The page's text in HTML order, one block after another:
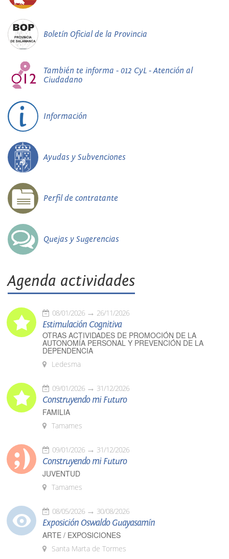
Boletín Oficial de la Provincia
También te informa - 012 CyL - Atención al
Ciudadano
Información
Ayudas y Subvenciones
Perfil de contratante
Quejas y Sugerencias
Agenda actividades
08/01/2026 26/11/2026
Estimulación Cognitiva
OTRAS ACTIVIDADES DE PROMOCIÓN DE LA
AUTONOMÍA PERSONAL Y PREVENCIÓN DE LA
DEPENDENCIA
Ledesma
09/01/2026 31/12/2026
Construyendo mi Futuro
FAMILIA
Tamames
09/01/2026 31/12/2026
Construyendo mi Futuro
JUVENTUD
Tamames
08/05/2026 30/08/2026
Exposición Oswaldo Guayasamín
ARTE / EXPOSICIONES
Santa Marta de Tormes